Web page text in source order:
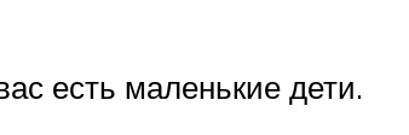
есть маленькие дети.